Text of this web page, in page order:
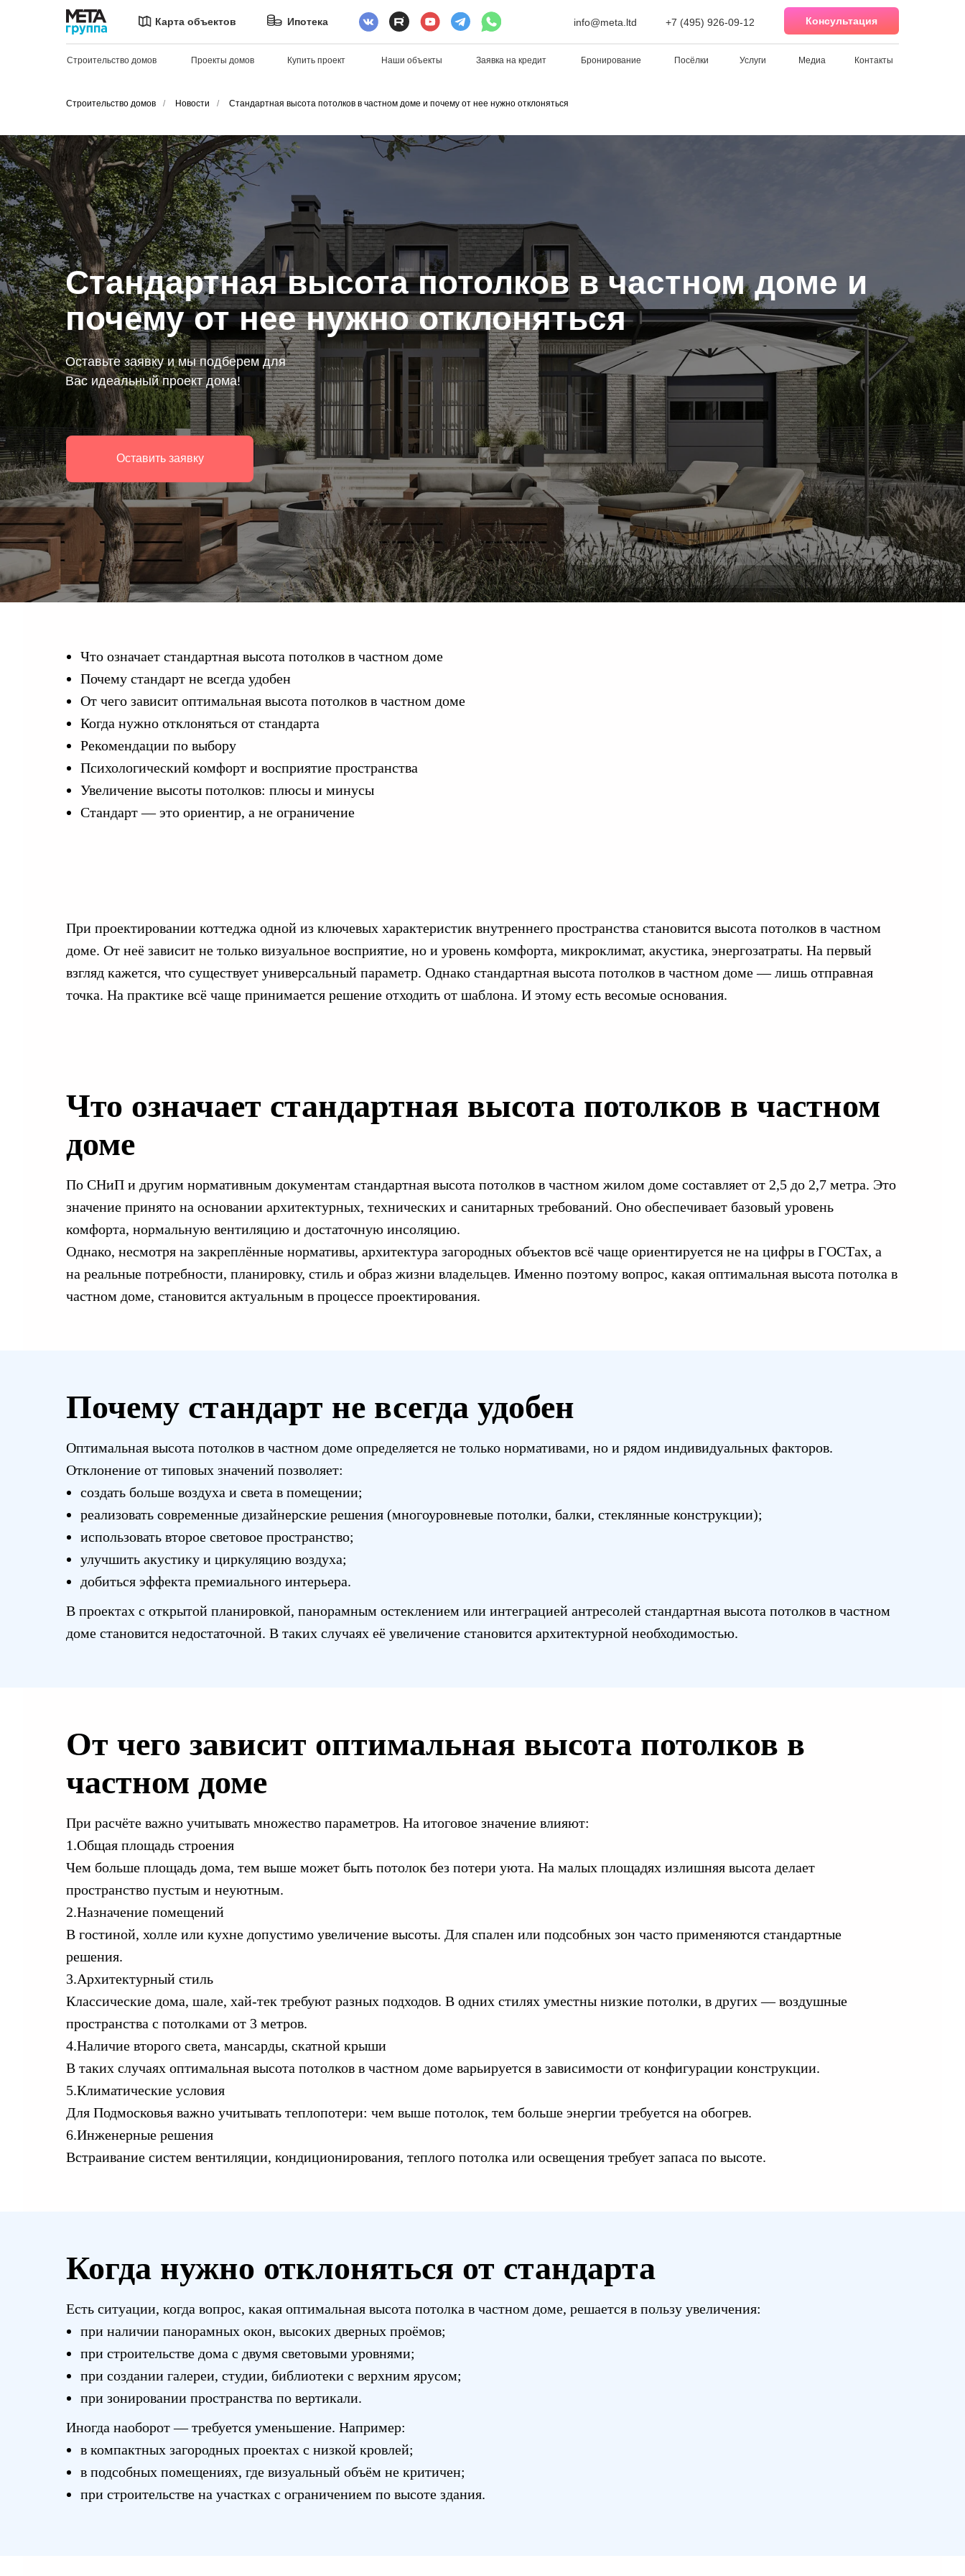
Консультация
Наши объекты
Строительство домов Проекты домов Бронирование
Купить проект Услуги Медиа Контакты
+7 (495) 926-09-12
info@meta.ltd
Карта объектов Ипотека
Заявка на кредит Посёлки
Строительство домов / Новости / Стандартная высота потолков в частном доме и почему от нее нужно отклоняться
Оставить заявку
Оставьте заявку и мы подберем для
Вас идеальный проект дома!
Стандартная высота потолков в частном доме и
почему от нее нужно отклоняться
Что означает стандартная высота потолков в частном доме
Почему стандарт не всегда удобен
От чего зависит оптимальная высота потолков в частном доме
Когда нужно отклоняться от стандарта
Рекомендации по выбору
Психологический комфорт и восприятие пространства
Увеличение высоты потолков: плюсы и минусы
Стандарт — это ориентир, а не ограничение
При проектировании коттеджа одной из ключевых характеристик внутреннего пространства становится высота потолков в частном
доме. От неё зависит не только визуальное восприятие, но и уровень комфорта, микроклимат, акустика, энергозатраты. На первый
взгляд кажется, что существует универсальный параметр. Однако стандартная высота потолков в частном доме — лишь отправная
точка. На практике всё чаще принимается решение отходить от шаблона. И этому есть весомые основания.
Что означает стандартная высота потолков в частном
доме
По СНиП и другим нормативным документам стандартная высота потолков в частном жилом доме составляет от 2,5 до 2,7 метра. Это
значение принято на основании архитектурных, технических и санитарных требований. Оно обеспечивает базовый уровень
комфорта, нормальную вентиляцию и достаточную инсоляцию.
Однако, несмотря на закреплённые нормативы, архитектура загородных объектов всё чаще ориентируется не на цифры в ГОСТах, а
на реальные потребности, планировку, стиль и образ жизни владельцев. Именно поэтому вопрос, какая оптимальная высота потолка в
частном доме, становится актуальным в процессе проектирования.
Почему стандарт не всегда удобен
Оптимальная высота потолков в частном доме определяется не только нормативами, но и рядом индивидуальных факторов.
Отклонение от типовых значений позволяет:
создать больше воздуха и света в помещении;
реализовать современные дизайнерские решения (многоуровневые потолки, балки, стеклянные конструкции);
использовать второе световое пространство;
улучшить акустику и циркуляцию воздуха;
добиться эффекта премиального интерьера.
В проектах с открытой планировкой, панорамным остеклением или интеграцией антресолей стандартная высота потолков в частном
доме становится недостаточной. В таких случаях её увеличение становится архитектурной необходимостью.
От чего зависит оптимальная высота потолков в
частном доме
При расчёте важно учитывать множество параметров. На итоговое значение влияют:
1.Общая площадь строения
Чем больше площадь дома, тем выше может быть потолок без потери уюта. На малых площадях излишняя высота делает
пространство пустым и неуютным.
2.Назначение помещений
В гостиной, холле или кухне допустимо увеличение высоты. Для спален или подсобных зон часто применяются стандартные
решения.
3.Архитектурный стиль
Классические дома, шале, хай-тек требуют разных подходов. В одних стилях уместны низкие потолки, в других — воздушные
пространства с потолками от 3 метров.
4.Наличие второго света, мансарды, скатной крыши
В таких случаях оптимальная высота потолков в частном доме варьируется в зависимости от конфигурации конструкции.
5.Климатические условия
Для Подмосковья важно учитывать теплопотери: чем выше потолок, тем больше энергии требуется на обогрев.
6.Инженерные решения
Встраивание систем вентиляции, кондиционирования, теплого потолка или освещения требует запаса по высоте.
Когда нужно отклоняться от стандарта
Есть ситуации, когда вопрос, какая оптимальная высота потолка в частном доме, решается в пользу увеличения:
при наличии панорамных окон, высоких дверных проёмов;
при строительстве дома с двумя световыми уровнями;
при создании галереи, студии, библиотеки с верхним ярусом;
при зонировании пространства по вертикали.
Иногда наоборот — требуется уменьшение. Например:
в компактных загородных проектах с низкой кровлей;
в подсобных помещениях, где визуальный объём не критичен;
при строительстве на участках с ограничением по высоте здания.